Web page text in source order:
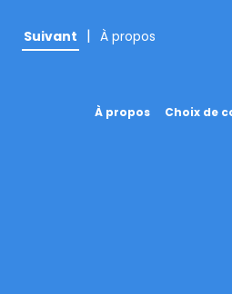
Suivant | À propos
À propos Choix de